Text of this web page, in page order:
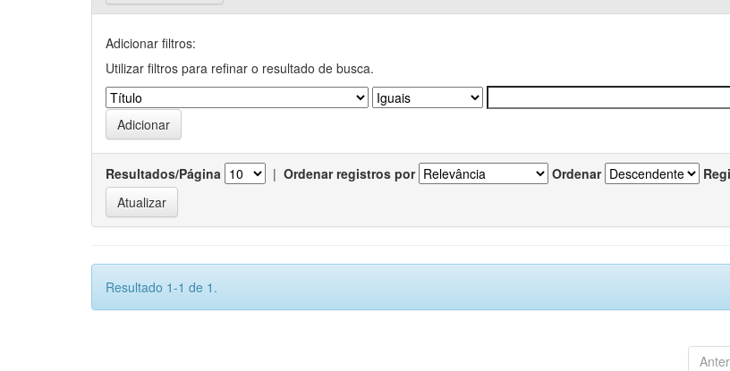
Adicionar filtros:
Utilizar filtros para refinar o resultado de busca.
Resultados/Página | Ordenar registros por Ordenar
Resultado 1-1 de 1.